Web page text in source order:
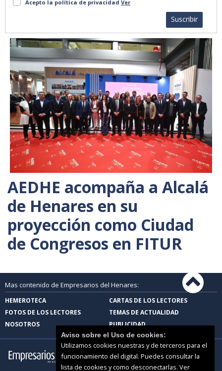
Acepto la política de privacidad Ver
Suscribir
AEDHE acompaña a Alcalá
de Henares en su
proyección como Ciudad
de Congresos en FITUR
Mas contenido de Empresarios del Henares:
HEMEROTECA
CARTAS DE LOS LECTORES
FOTOS DE LOS LECTORES
TEMAS DE ACTUALIDAD
NOSOTROS
PUBLICIDAD
Aviso sobre el Uso de cookies:
Utilizamos cookies nuestras y de terceros para el
funcionamiento del digital. Puedes consultar la
lista de cookies y como desconectarlas. Ver